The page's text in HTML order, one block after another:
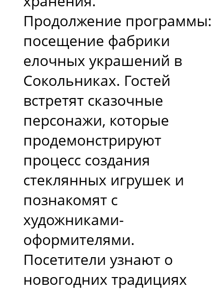
Продолжение программы:
посещение фабрики
елочных украшений в
Сокольниках. Гостей
встретят сказочные
персонажи, которые
продемонстрируют
процесс создания
стеклянных игрушек и
познакомят с
художниками-
оформителями.
Посетители узнают о
новогодних традициях